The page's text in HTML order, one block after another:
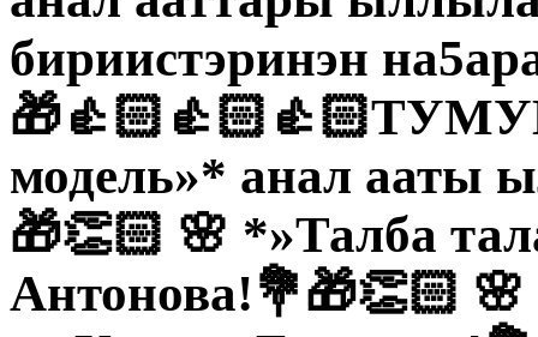
бириистэринэн
модель»* анал ааты
🎁👏🏻 🌸 *»Талба
Антонова!💐🎁👏🏻